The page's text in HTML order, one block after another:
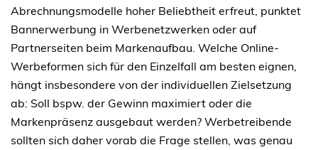
Abrechnungsmodelle hoher Beliebtheit erfreut, punktet
Bannerwerbung in Werbenetzwerken oder auf
Partnerseiten beim Markenaufbau. Welche Online-
Werbeformen sich für den Einzelfall am besten eignen,
hängt insbesondere von der individuellen Zielsetzung
ab: Soll bspw. der Gewinn maximiert oder die
Markenpräsenz ausgebaut werden? Werbetreibende
sollten sich daher vorab die Frage stellen, was genau